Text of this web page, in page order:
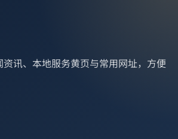
讯、本地服务黄页与常用网址，方便